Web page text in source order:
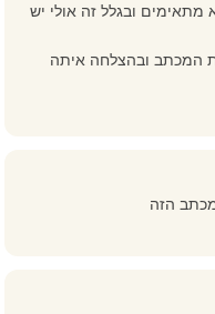
ובגלל זה אולי יש
המכתב ובהצלחה איתה
הזה